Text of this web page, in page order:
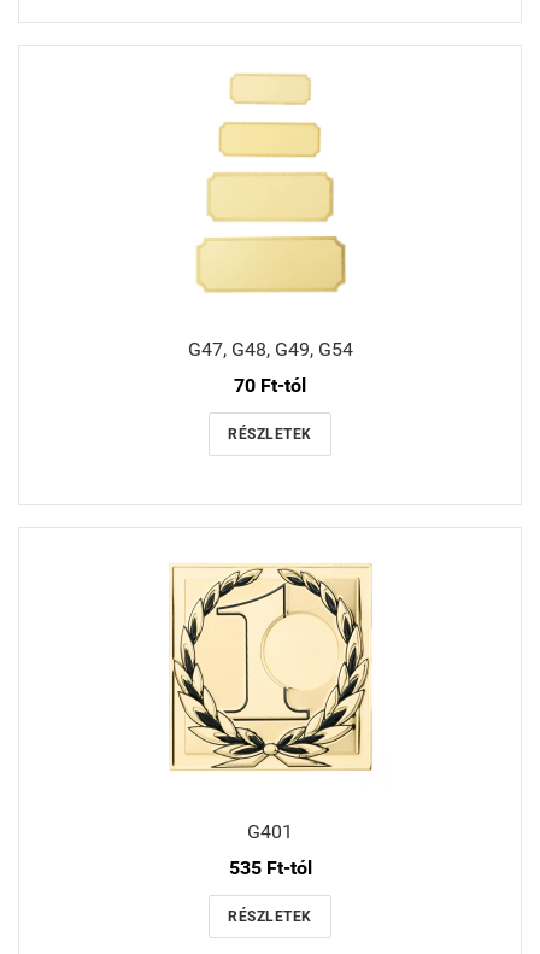
G47, G48, G49, G54
70 Ft-tól
RÉSZLETEK
G401
535 Ft-tól
RÉSZLETEK